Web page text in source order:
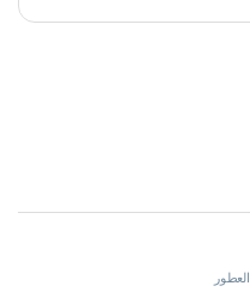
العطور